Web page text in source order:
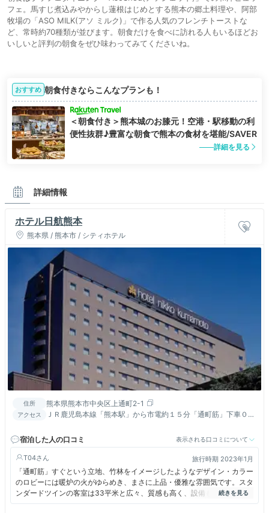
フェ。馬すじ煮込みやからし蓮根はじめとする熊本の郷土料理や、阿部
牧場の「ASO MILK(アソ ミルク)」で作る人気のフレンチトーストな
ど、常時約70種類が並びます。朝食だけを食べに訪れる人もいるほどお
いしいと評判の朝食をぜひ味わってみてくださいね。
おすすめ 朝食付きならこんなプランも！
＜朝食付き＞熊本城のお膝元！空港・駅移動の利
便性抜群♪豊富な朝食で熊本の食材を堪能/SAVER
詳細を見る
詳細情報
ホテル日航熊本
熊本県 / 熊本市 / シティホテル
住所 熊本県熊本市中央区上通町2-1
アクセス
ＪＲ鹿児島本線「熊本駅」から市電約１５分「通町筋」下車０分
宿泊した人の口コミ
表示される口コミについて
T04 旅行時期 2023年1月
「通町筋」すぐという立地、竹林をイメージしたようなデザイン・カラー
のロビーには暖炉の火がゆらめき、まさに上品・優雅な雰囲気です。スタ
ンダードツインの客室は33平米と広々、質感も高く、設備も行き届いて
おり、窓からは熊本城の姿を楽しめました。バスルームの浴室は洗い場付